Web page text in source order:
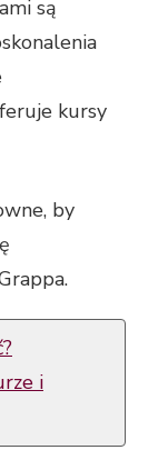
są
kursy
by
i